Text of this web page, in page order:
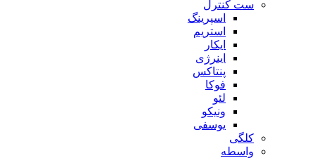
ست کنترل
اسپرینگ
استریم
ایکار
اینرژی
پنتاکس
فوکا
لئو
ونیکو
یوسفی
کلگی
واسطه